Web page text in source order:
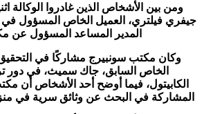
بين الأشخاص الذين غادروا الوكالة اثنين من
العميل الخاص المسؤول في ميامي
المدير المساعد المسؤول عن مكتب
مكتب سونبيرج مشاركًا في التحقيق الذي
الخاص السابق، جاك سميث، في دور ترامب
فيما أوضح أحد الأشخاص أن مكتب
في البحث عن وثائق سرية في منزله بمنتجع